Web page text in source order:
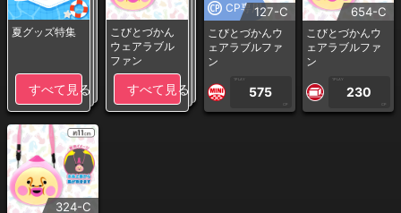
夏グッズ特集
すべて見る
こびとづかん
ウェアラブル
ファン
すべて見る
CP専用127-C
こびとづかんウ
ェアラブルファ
ン
1PLAY
575
CP
654-C
こびとづかんウ
ェアラブルファ
ン
1PLAY
230
CP
324-C